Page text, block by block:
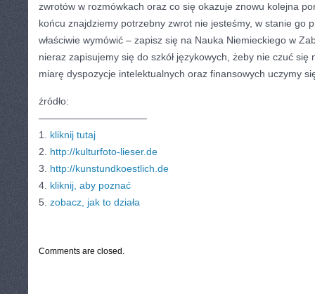
zwrotów w rozmówkach oraz co się okazuje znowu kolejna
końcu znajdziemy potrzebny zwrot nie jesteśmy, w stanie go
właściwie wymówić – zapisz się na Nauka Niemieckiego w
nieraz zapisujemy się do szkół językowych, żeby nie czuć
miarę dyspozycje intelektualnych oraz finansowych uczymy
źródło:
———————————
1. kliknij tutaj
2. http://kulturfoto-lieser.de
3. http://kunstundkoestlich.de
4. kliknij, aby poznać
5. zobacz, jak to działa
Comments are closed.